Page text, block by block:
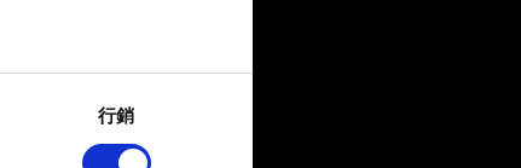
meters
行銷